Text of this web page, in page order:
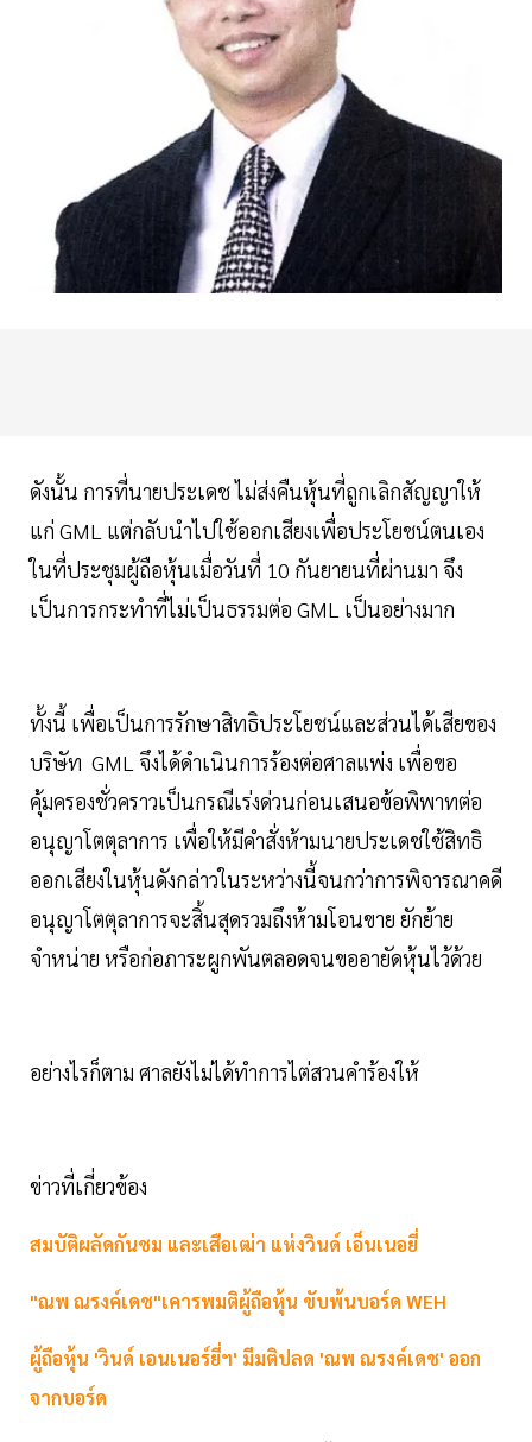
ดังนั้น การที่นายประเดช ไม่ส่งคืนหุ้นที่ถูกเลิกสัญญาให้
แก่ GML แต่กลับนำไปใช้ออกเสียงเพื่อประโยชน์ตนเอง
ในที่ประชุมผู้ถือหุ้นเมื่อวันที่ 10 กันยายนที่ผ่านมา จึง
เป็นการกระทำที่ไม่เป็นธรรมต่อ GML เป็นอย่างมาก
ทั้งนี้ เพื่อเป็นการรักษาสิทธิประโยชน์และส่วนได้เสียของ
บริษัท GML จึงได้ดำเนินการร้องต่อศาลแพ่ง เพื่อขอ
คุ้มครองชั่วคราวเป็นกรณีเร่งด่วนก่อนเสนอข้อพิพาทต่อ
อนุญาโตตุลาการ เพื่อให้มีคำสั่งห้ามนายประเดชใช้สิทธิ
ออกเสียงในหุ้นดังกล่าวในระหว่างนี้จนกว่าการพิจารณาคดี
อนุญาโตตุลาการจะสิ้นสุดรวมถึงห้ามโอนขาย ยักย้าย
จำหน่าย หรือก่อภาระผูกพันตลอดจนขออายัดหุ้นไว้ด้วย
อย่างไรก็ตาม ศาลยังไม่ได้ทำการไต่สวนคำร้องให้
ข่าวที่เกี่ยวข้อง
สมบัติผลัดกันชม และเสือเฒ่า แห่งวินด์ เอ็นเนอยี่
"ณพ ณรงค์เดช"เคารพมติผู้ถือหุ้น ขับพ้นบอร์ด WEH
ผู้ถือหุ้น 'วินด์ เอนเนอร์ยี่ฯ' มีมติปลด 'ณพ ณรงค์เดช' ออก
จากบอร์ด